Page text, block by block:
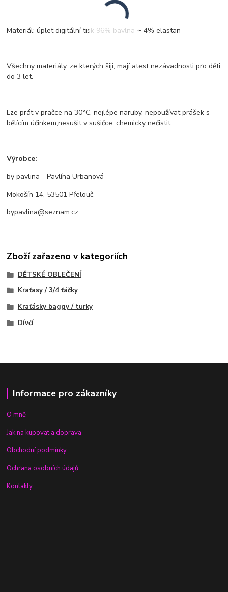
Materiál: úplet digitální tisk 96% bavlna + 4% elastan
Všechny materiály, ze kterých šiji, mají atest nezávadnosti pro děti
do 3 let.
Lze prát v pračce na 30°C, nejlépe naruby, nepoužívat prášek s
bělícím účinkem,nesušit v sušičce, chemicky nečistit.
Výrobce:
by pavlina - Pavlína Urbanová
Mokošín 14, 53501 Přelouč
bypavlina@seznam.cz
Zboží zařazeno v kategoriích
DĚTSKÉ OBLEČENÍ
Kraťasy / 3/4 ťáčky
Kraťásky baggy / turky
Dívčí
Informace pro zákazníky
O mně
Jak na kupovat a doprava
Obchodní podmínky
Ochrana osobních údajů
Kontakty